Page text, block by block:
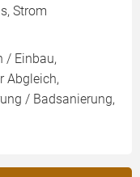
Strom
/ Einbau,
Abgleich,
/ Badsanierung,